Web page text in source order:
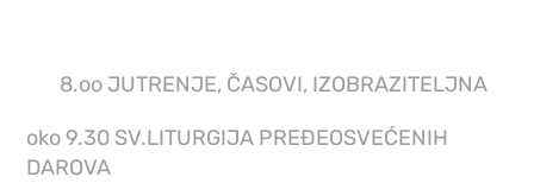
8.oo JUTRENJE, ČASOVI, IZOBRAZITELJNA
oko 9.30 SV.LITURGIJA PREĐEOSVEĆENIH
DAROVA